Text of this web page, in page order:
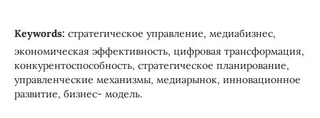
Keywords: стратегическое управление, медиабизнес,
экономическая эффективность, цифровая трансформация,
конкурентоспособность, стратегическое планирование,
управленческие механизмы, медиарынок, инновационное
развитие, бизнес- модель.